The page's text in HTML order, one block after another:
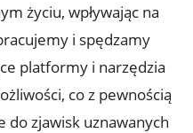
życiu, wpływając na
i spędzamy
platformy i narzędzia
co z pewnością
do zjawisk uznawanych